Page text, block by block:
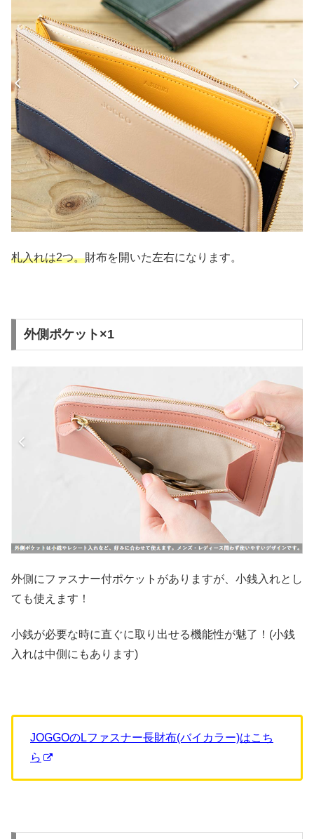
札入れは2つ。財布を開いた左右になります。
外側ポケット×1
外側にファスナー付ポケットがありますが、小銭入れとし
ても使えます！
小銭が必要な時に直ぐに取り出せる機能性が魅了！(小銭
入れは中側にもあります)
JOGGOのLファスナー長財布(バイカラー)はこち
ら